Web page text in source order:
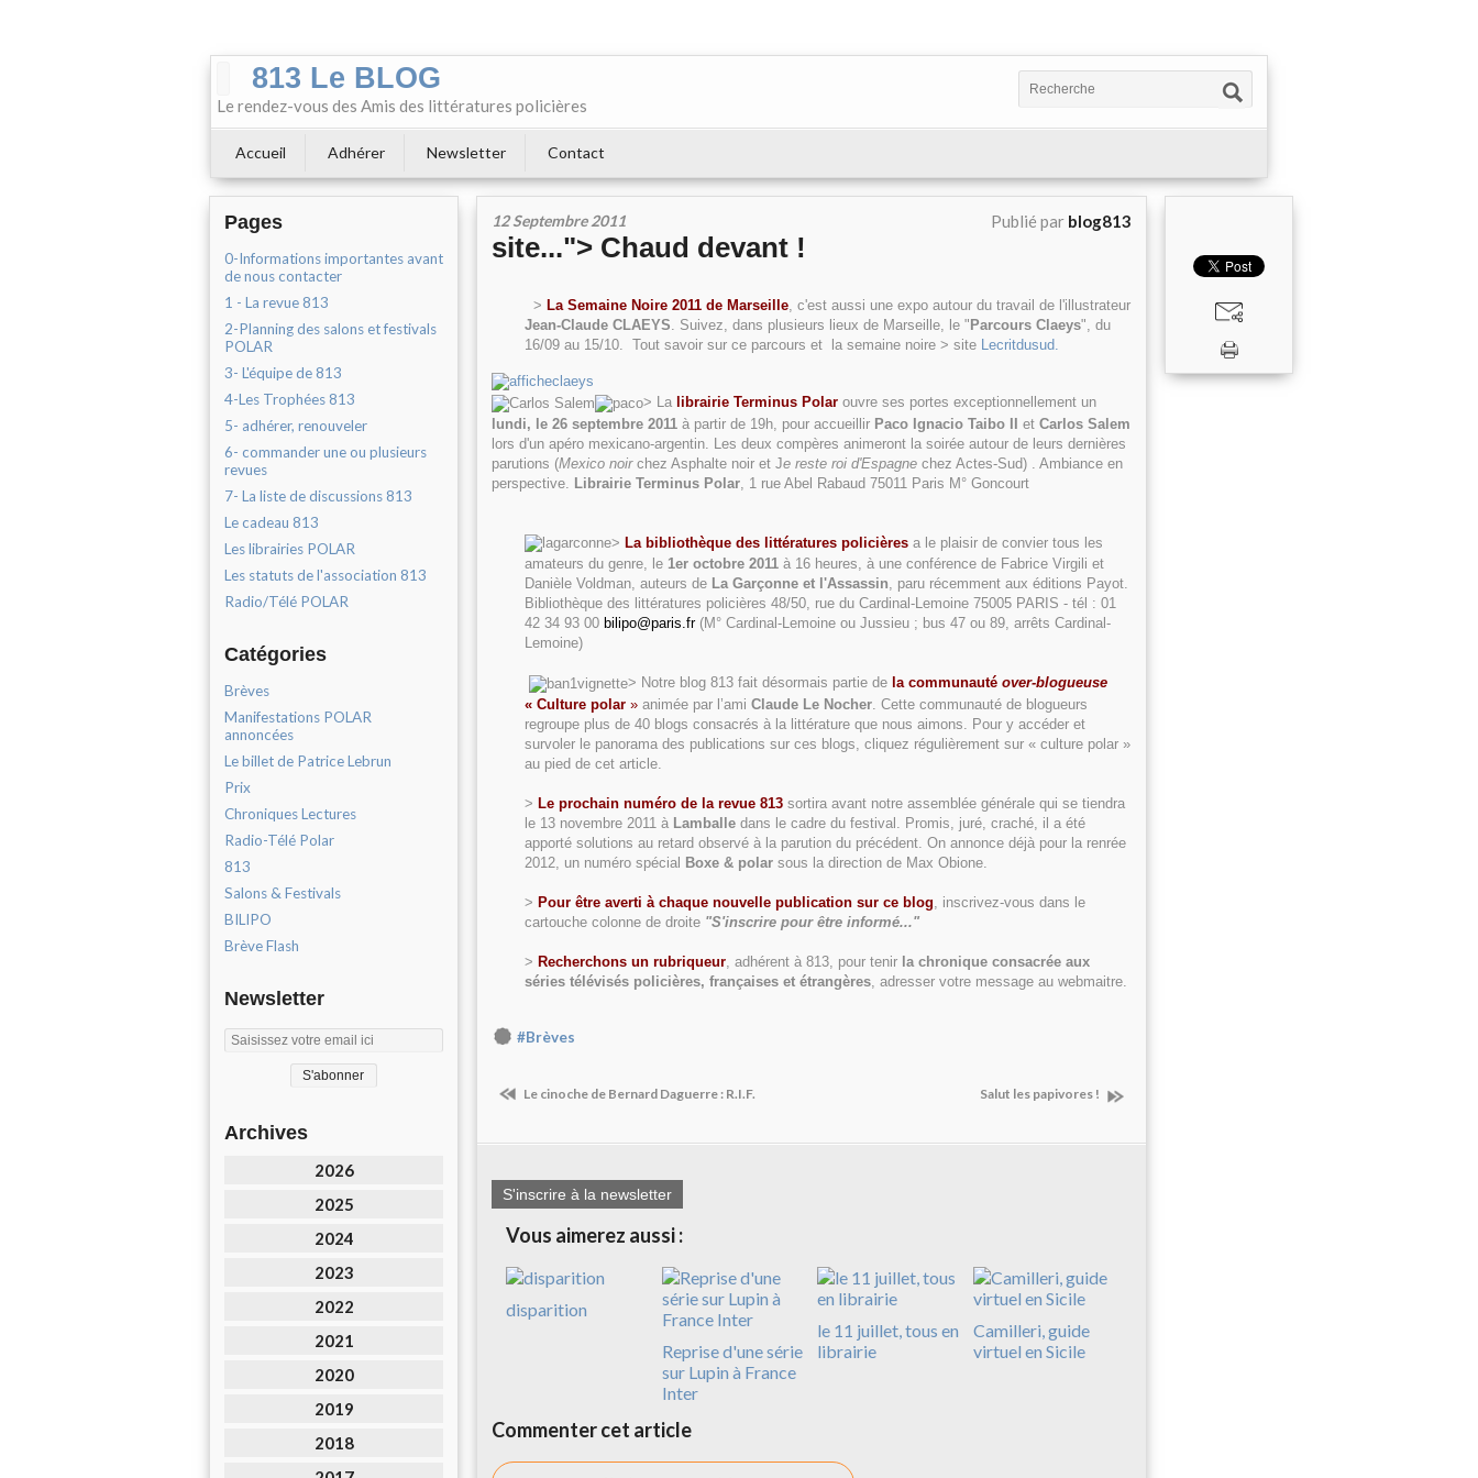
813 Le BLOG
Le rendez-vous des Amis des littératures policières
Accueil Adhérer Newsletter Contact
Pages
0-Informations importantes avant
de nous contacter
1 - La revue 813
2-Planning des salons et festivals
POLAR
3- L'équipe de 813
4-Les Trophées 813
5- adhérer, renouveler
6- commander une ou plusieurs
revues
7- La liste de discussions 813
Le cadeau 813
Les librairies POLAR
Les statuts de l'association 813
Radio/Télé POLAR
Catégories
Brèves
Manifestations POLAR
annoncées
Le billet de Patrice Lebrun
Prix
Chroniques Lectures
Radio-Télé Polar
813
Salons & Festivals
BILIPO
Brève Flash
Newsletter
Archives
2026
2025
2024
2023
2022
2021
2020
2019
2018
12 Septembre 2011 Publié par blog813
site..."> Chaud devant !
> La Semaine Noire 2011 de Marseille, c'est aussi une expo autour du travail de l'illustrateur
Jean-Claude CLAEYS. Suivez, dans plusieurs lieux de Marseille, le " Parcours Claeys", du
16/09 au 15/10. Tout savoir sur ce parcours et la semaine noire > site Lecritdusud.
> La librairie Terminus Polar ouvre ses portes exceptionnellement un
lundi, le 26 septembre 2011 à partir de 19h, pour accueillir Paco Ignacio Taibo II et Carlos Salem
lors d'un apéro mexicano-argentin. Les deux compères animeront la soirée autour de leurs dernières
parutions (Mexico noirchez Asphalte noir et Je reste roi d'Espagne chez Actes-Sud) . Ambiance en
perspective.
Librairie Terminus Polar , 1 rue Abel Rabaud 75011 Paris M° Goncourt
> La bibliothèque des littératures policières a le plaisir de convier tous les
amateurs du genre, le 1er octobre 2011 à 16 heures, à une conférence de Fabrice Virgili et
Danièle Voldman, auteurs de La Garçonne et l'Assassin, paru récemment aux éditions Payot.
Bibliothèque des littératures policières 48/50, rue du Cardinal-Lemoine 75005 PARIS - tél : 01
42 34 93 00 bilipo@paris.fr(M° Cardinal-Lemoine ou Jussieu ; bus 47 ou 89, arrêts Cardinal-
Lemoine)
> Notre blog 813 fait désormais partie de la communauté over-blogueuse
« Culture polar » animée par l’ami Claude Le Nocher . Cette communauté de blogueurs
regroupe plus de 40 blogs consacrés à la littérature que nous aimons. Pour y accéder et
survoler le panorama des publications sur ces blogs, cliquez régulièrement sur « culture polar »
au pied de cet article.
> Le prochain numéro de la revue 813 sortira avant notre assemblée générale qui se tiendra
le 13 novembre 2011 à Lamballe dans le cadre du festival. Promis, juré, craché, il a été
apporté solutions au retard observé à la parution du précédent. On annonce déjà pour la renrée
2012, un numéro spécial Boxe & polar sous la direction de Max Obione.
> Pour être averti à chaque nouvelle publication sur ce blog , inscrivez-vous dans le
cartouche colonne de droite "S'inscrire pour être informé..."
> Recherchons un rubriqueur , adhérent à 813, pour tenir la chronique consacrée aux
séries télévisés policières, françaises et étrangères , adresser votre message au webmaitre.
#Brèves
Le cinoche de Bernard Daguerre : R.I.F. Salut les papivores !
S'inscrire à la newsletter
Vous aimerez aussi :
disparition
Reprise d'une série
sur Lupin à France
Inter
le 11 juillet, tous en
librairie
Camilleri, guide
virtuel en Sicile
Commenter cet article